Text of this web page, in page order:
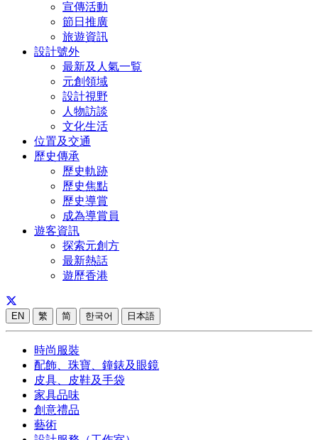
宣傳活動
節日推廣
旅遊資訊
設計號外
最新及人氣一覧
元創領域
設計視野
人物訪談
文化生活
位置及交通
歷史傳承
歷史軌跡
歷史焦點
歷史導賞
成為導賞員
遊客資訊
探索元創方
最新熱話
遊歷香港
EN 繁 简 한국어 日本語
時尚服裝
配飾、珠寶、鐘錶及眼鏡
皮具、皮鞋及手袋
家具品味
創意禮品
藝術